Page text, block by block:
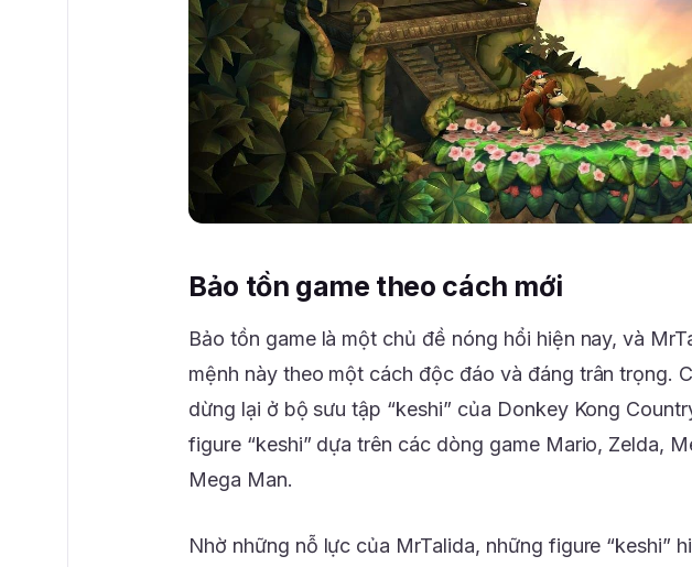
Bảo tồn game theo cách mới
Bảo tồn game là một chủ đề nóng hổi hiện nay, và
mệnh này theo một cách độc đáo và đáng trân trọng.
dừng lại ở bộ sưu tập “keshi” của Donkey Kong
figure “keshi” dựa trên các dòng game Mario, Zelda,
Mega Man.
Nhờ những nỗ lực của MrTalida, những figure “keshi”